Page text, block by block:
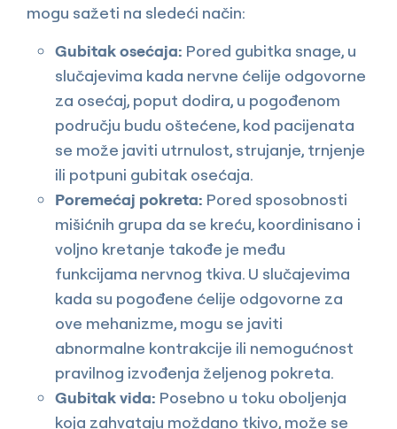
mogu sažeti na sledeći način:
Gubitak osećaja: Pored gubitka snage, u
slučajevima kada nervne ćelije odgovorne
za osećaj, poput dodira, u pogođenom
području budu oštećene, kod pacijenata
se može javiti utrnulost, strujanje, trnjenje
ili potpuni gubitak osećaja.
Poremećaj pokreta: Pored sposobnosti
mišićnih grupa da se kreću, koordinisano i
voljno kretanje takođe je među
funkcijama nervnog tkiva. U slučajevima
kada su pogođene ćelije odgovorne za
ove mehanizme, mogu se javiti
abnormalne kontrakcije ili nemogućnost
pravilnog izvođenja željenog pokreta.
Gubitak vida: Posebno u toku oboljenja
koja zahvataju moždano tkivo, može se